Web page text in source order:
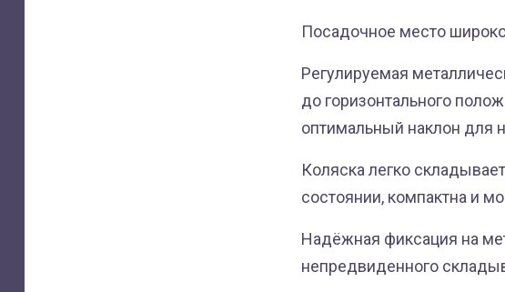
Посадочное место
Регулируемая
до горизонтального
оптимальный наклон для
Коляска легко
состоянии, компактна и
Надёжная фиксация на
непредвиденного